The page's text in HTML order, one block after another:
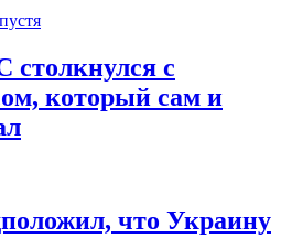
с
который сам и
что Украину